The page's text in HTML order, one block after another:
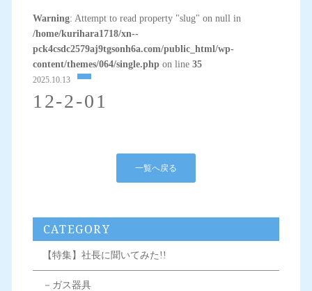
Warning: Attempt to read property "slug" on null in
/home/kurihara1718/xn--
pck4csdc2579aj9tgsonh6a.com/public_html/wp-
content/themes/064/single.phpon line 35
2025.10.13
12-2-01
一覧へ戻る
CATEGORY
【特集】社長に聞いてみた!!
－ガス器具